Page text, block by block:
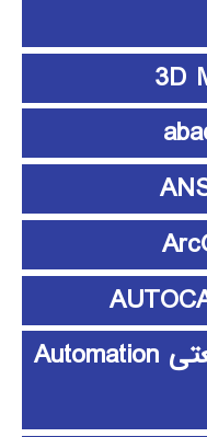
آموزش اتوماسیون صنعتی Automation